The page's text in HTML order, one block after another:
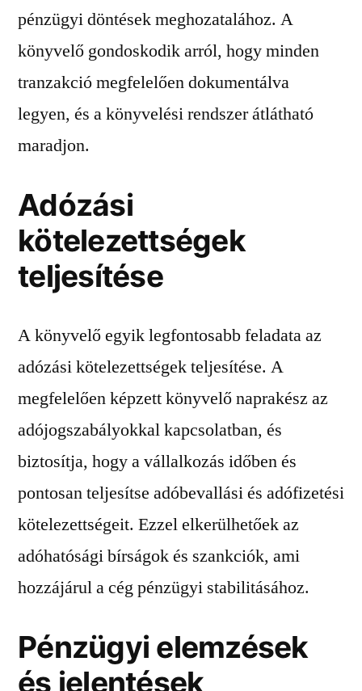
pénzügyi döntések meghozatalához. A
könyvelő gondoskodik arról, hogy minden
tranzakció megfelelően dokumentálva
legyen, és a könyvelési rendszer átlátható
maradjon.
Adózási
kötelezettségek
teljesítése
A könyvelő egyik legfontosabb feladata az
adózási kötelezettségek teljesítése. A
megfelelően képzett könyvelő naprakész az
adójogszabályokkal kapcsolatban, és
biztosítja, hogy a vállalkozás időben és
pontosan teljesítse adóbevallási és adófizetési
kötelezettségeit. Ezzel elkerülhetőek az
adóhatósági bírságok és szankciók, ami
hozzájárul a cég pénzügyi stabilitásához.
Pénzügyi elemzések
és jelentések